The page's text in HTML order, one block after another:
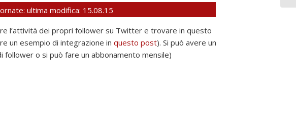
ultima modifica: 15.08.15
l’attività dei propri follower su Twitter e trovare in questo
un esempio di integrazione in questo post). Si può avere un
follower o si può fare un abbonamento mensile)